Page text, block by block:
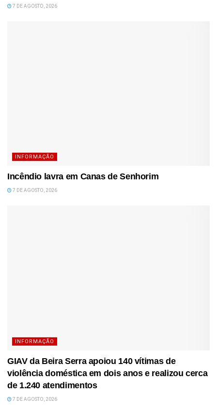
7 DE AGOSTO, 2026
INFORMAÇÃO
Incêndio lavra em Canas de Senhorim
7 DE AGOSTO, 2026
INFORMAÇÃO
GIAV da Beira Serra apoiou 140 vítimas de
violência doméstica em dois anos e realizou cerca
de 1.240 atendimentos
7 DE AGOSTO, 2026